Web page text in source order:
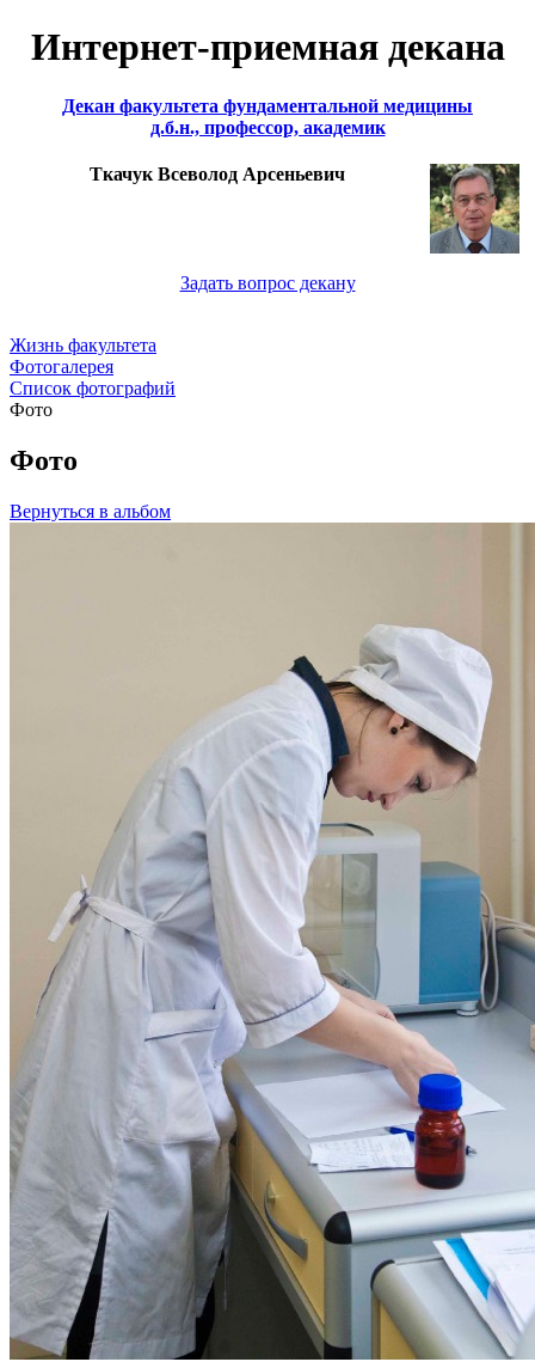
Интернет-приемная декана
Декан факультета фундаментальной медицины
д.б.н., профессор, академик
Ткачук Всеволод Арсеньевич
Задать вопрос декану
Жизнь факультета
Фотогалерея
Список фотографий
Фото
Фото
Вернуться в альбом